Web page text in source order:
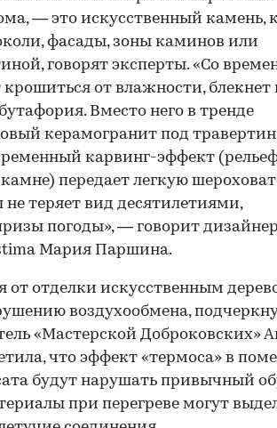
— это искусственный камень,
фасады, зоны каминов или
говорят эксперты. «Со
от влажности, блекнет
Вместо него в тренде
керамогранит под
карвинг-эффект
передает легкую
теряет вид десятилетиями,
погоды», — говорит
Мария Паршина.
от отделки искусственным
воздухообмена,
«Мастерской Доброковских»
что эффект «термоса» в
будут нарушать привычный
при перегреве могут